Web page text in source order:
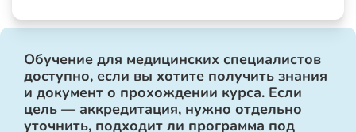
Обучение для медицинских специалистов
доступно, если вы хотите получить знания
и документ о прохождении курса. Если
цель — аккредитация, нужно отдельно
уточнить, подходит ли программа под